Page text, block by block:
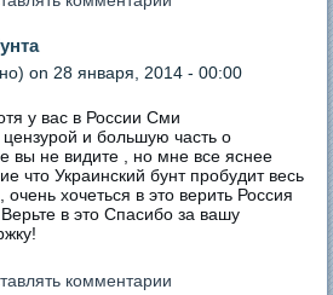
on 28 января, 2014 - 00:00
у вас в России Сми
цензурой и большую часть о
вы не видите , но мне все яснее
что Украинский бунт пробудит весь
хочеться в это верить Россия
в это Спасибо за вашу
комментарии